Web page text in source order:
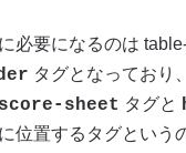
必要になるのは
タグとなっており、
score-sheet タグと
位置するタグという